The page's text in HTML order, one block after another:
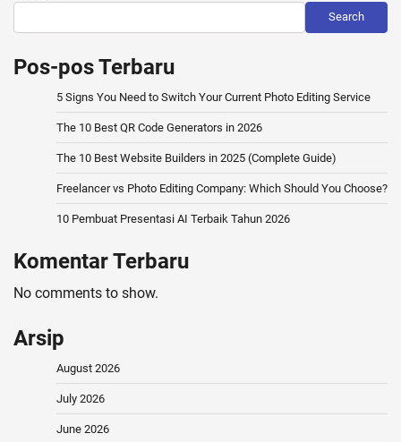
Search
Pos-pos Terbaru
5 Signs You Need to Switch Your Current Photo Editing Service
The 10 Best QR Code Generators in 2026
The 10 Best Website Builders in 2025 (Complete Guide)
Freelancer vs Photo Editing Company: Which Should You Choose?
10 Pembuat Presentasi AI Terbaik Tahun 2026
Komentar Terbaru
No comments to show.
Arsip
August 2026
July 2026
June 2026